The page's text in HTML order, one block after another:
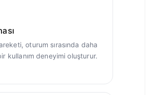
oturum sırasında daha
kullanım deneyimi oluşturur.